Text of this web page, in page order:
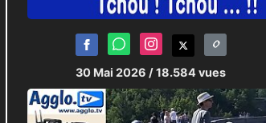
30 Mai 2026 / 18.584 vues